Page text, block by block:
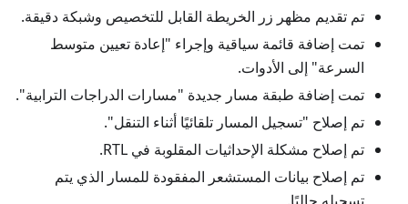
تم تقديم مظهر زر الخريطة القابل للتخصيص وشبكة دقيقة.
تمت إضافة قائمة سياقية وإجراء "إعادة تعيين متوسط
السرعة" إلى الأدوات.
تمت إضافة طبقة مسار جديدة "مسارات الدراجات الترابية".
تم إصلاح "تسجيل المسار تلقائيًا أثناء التنقل".
تم إصلاح مشكلة الإحداثيات المقلوبة في RTL.
تم إصلاح بيانات المستشعر المفقودة للمسار الذي يتم